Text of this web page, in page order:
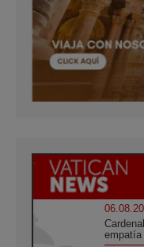
empatía